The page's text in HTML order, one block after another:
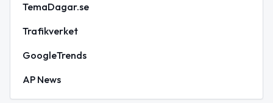
TemaDagar.se
Trafikverket
GoogleTrends
AP News